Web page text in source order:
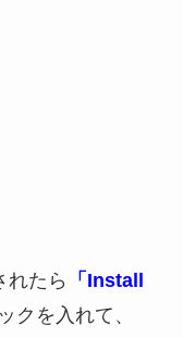
れたら
「Install
クを入れて、